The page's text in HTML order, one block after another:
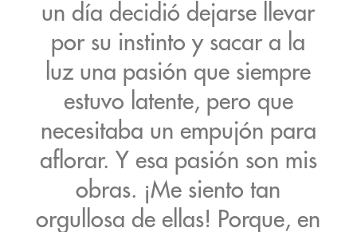
un día decidió dejarse llevar
por su instinto y sacar a la
luz una pasión que siempre
estuvo latente, pero que
necesitaba un empujón para
aflorar. Y esa pasión son mis
obras. ¡Me siento tan
orgullosa de ellas! Porque, en